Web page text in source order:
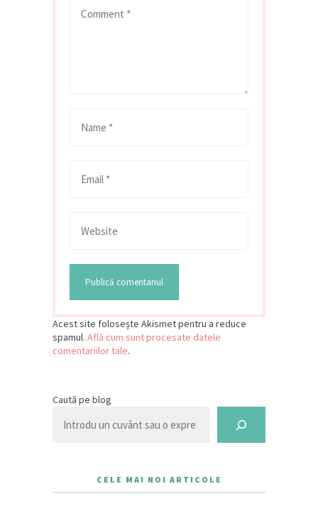
Acest site folosește Akismet pentru a reduce
spamul. Află cum sunt procesate datele
comentariilor tale.
Caută pe blog
CELE MAI NOI ARTICOLE